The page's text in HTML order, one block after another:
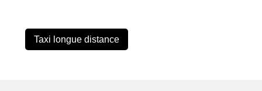
Taxi longue distance